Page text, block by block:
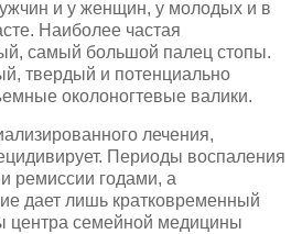
и у женщин, у молодых и в
Наиболее частая
самый большой палец стопы.
твердый и потенциально
околоногтевые валики.
лечения,
Периоды воспаления
ремиссии годами, а
дает лишь кратковременный
центра семейной медицины